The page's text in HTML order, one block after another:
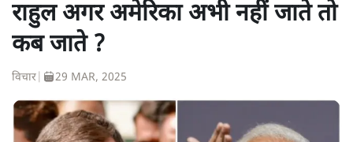
राहुल अगर अमेरिका अभी नहीं जाते तो
कब जाते ?
विचार 29 MAR, 2025